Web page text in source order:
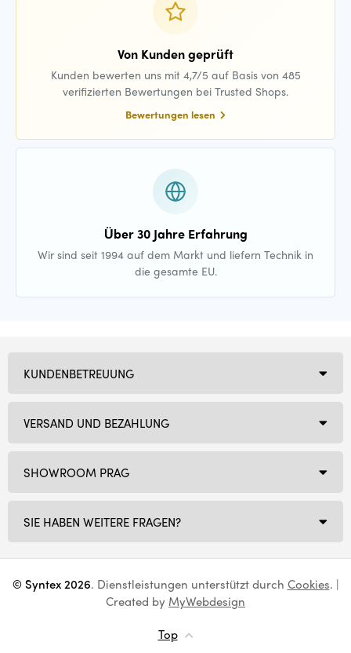
Von Kunden geprüft
Kunden bewerten uns mit 4,7/5 auf Basis von 485
verifizierten Bewertungen bei Trusted Shops.
Bewertungen lesen
Über 30 Jahre Erfahrung
Wir sind seit 1994 auf dem Markt und liefern Technik in
die gesamte EU.
SHOWROOM PRAG
SIE HABEN WEITERE FRAGEN?
KUNDENBETREUUNG
VERSAND UND BEZAHLUNG
© Syntex 2026. Dienstleistungen unterstützt durch Cookies. |
Created by MyWebdesign
Top